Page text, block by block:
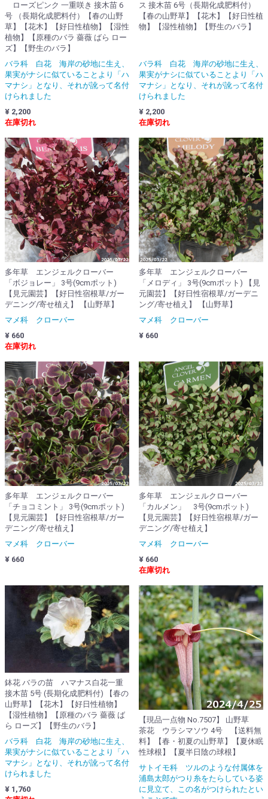
ローズピンク 一重咲き 接木苗 6
号 （長期化成肥料付）【春の山野
草】【花木】【好日性植物】【湿性
植物】【原種のバラ 薔薇 ばら ロー
ズ】【野生のバラ】
バラ科 白花 海岸の砂地に生え、
果実がナシに似ていることより「ハ
マナシ」となり、それが訛って名付
けられました
¥ 2,200
在庫切れ
ス 接木苗 6号（長期化成肥料付）
【春の山野草】【花木】【好日性植
物】【湿性植物】【野生のバラ】
バラ科 白花 海岸の砂地に生え、
果実がナシに似ていることより「ハ
マナシ」となり、それが訛って名付
けられました
¥ 2,200
在庫切れ
多年草 エンジェルクローバー
「ボジョレー」 3号(9cmポット)
【見元園芸】【好日性宿根草/ガー
デニング/寄せ植え】 【山野草】
マメ科 クローバー
¥ 660
在庫切れ
多年草 エンジェルクローバー
「メロディ」 3号(9cmポット) 【見
元園芸】【好日性宿根草/ガーデニ
ング/寄せ植え】 【山野草】
マメ科 クローバー
¥ 660
多年草 エンジェルクローバー
「チョコミント」 3号(9cmポット)
【見元園芸】【好日性宿根草/ガー
デニング/寄せ植え】
マメ科 クローバー
¥ 660
多年草 エンジェルクローバー
「カルメン」 3号(9cmポット)
【見元園芸】【好日性宿根草/ガー
デニング/寄せ植え】
マメ科 クローバー
¥ 660
在庫切れ
鉢花 バラの苗 ハマナス白花一重
接木苗 5号 (長期化成肥料付) 【春の
山野草】【花木】【好日性植物】
【湿性植物】【原種のバラ 薔薇 ば
ら ローズ】【野生のバラ】
バラ科 白花 海岸の砂地に生え、
果実がナシに似ていることより「ハ
マナシ」となり、それが訛って名付
けられました
¥ 1,760
【現品一点物 No.7507】 山野草
茶花 ウラシマソウ 4号 【送料無
料】【春・初夏の山野草】【夏休眠
性球根】【夏半日陰の球根】
サトイモ科 ツルのような付属体を
浦島太郎がつり糸をたらしている姿
に見立て、この名がつけられたとい